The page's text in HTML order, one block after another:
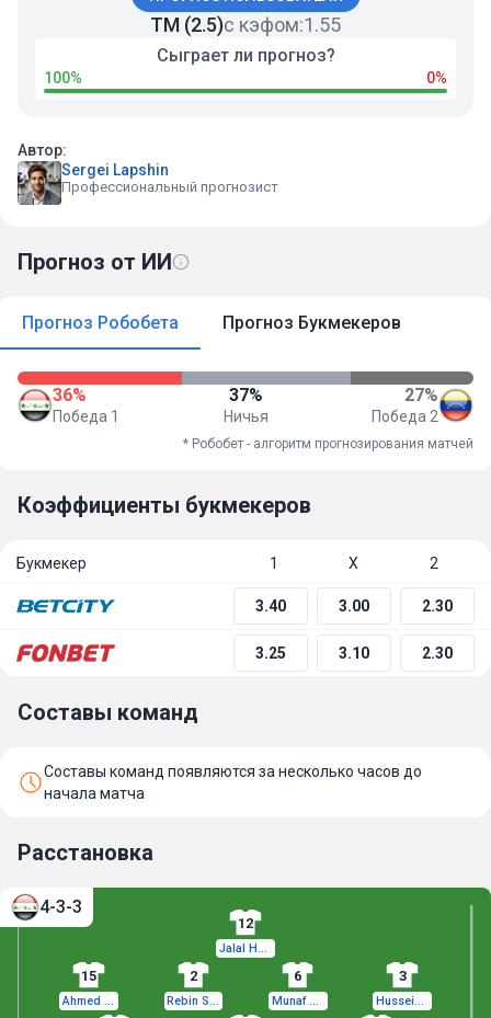
ТМ (2.5)с кэфом:1.55
100%
Сыграет ли прогноз?
0%
Автор:
Sergei Lapshin
Профессиональный прогнозист
Прогноз от ИИ
Прогноз Робобета Прогноз Букмекеров
36%
Победа 1
37%
Ничья
27%
Победа 2
* Робобет - алгоритм прогнозирования матчей
Коэффициенты букмекеров
Букмекер 1 Х 2
3.40 3.00 2.30
3.25 3.10 2.30
Составы команд
Составы команд появляются за несколько часов до
начала матча
Расстановка
12
Jalal Hassan
3
Hussein Ali
6
Munaf Younus
2
Rebin Sulaka
15
Ahmed Hasan Maknazi
4-3-3